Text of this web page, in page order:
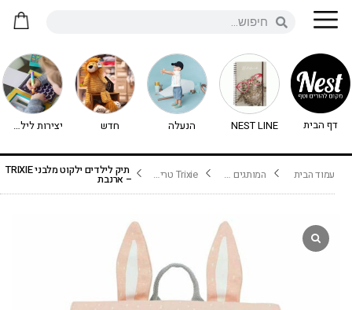
דף הבית NEST LINE הנעלה חדש יצירות לילדים - יצירה לילדים
עמוד הבית המותגים שלנו Trixie טריקסי תיק לילדים ילקוט מלבני TRIXIE
– ארנבת